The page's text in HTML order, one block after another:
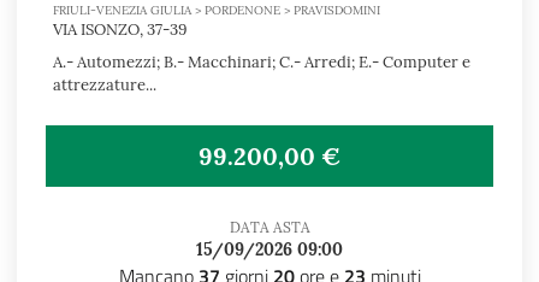
FRIULI-VENEZIA GIULIA > PORDENONE > PRAVISDOMINI
VIA ISONZO, 37-39
A.- Automezzi; B.- Macchinari; C.- Arredi; E.- Computer e
attrezzature...
99.200,00 €
DATA ASTA
15/09/2026 09:00
Mancano 37 giorni 20ore e 23 minuti